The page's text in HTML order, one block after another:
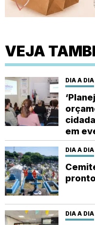
VEJA
DIA A DIA
em
DIA A DIA
DIA A DIA